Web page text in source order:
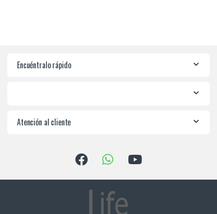
Encuéntralo rápido
Atención al cliente